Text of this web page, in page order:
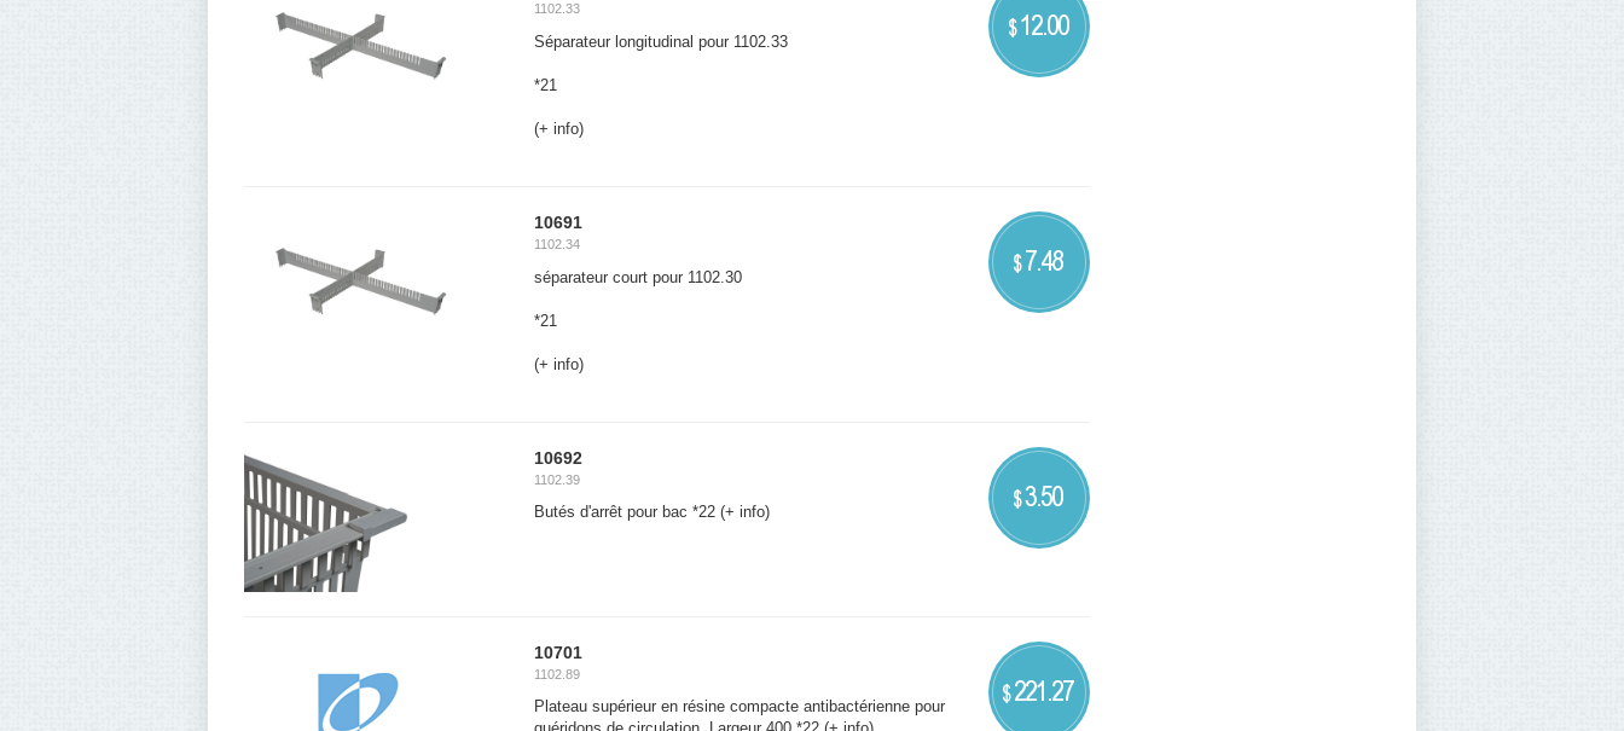
1102.33
$12.00
Séparateur longitudinal pour 1102.33
*21
(+ info)
10691
1102.34
$7.48
séparateur court pour 1102.30
*21
(+ info)
10692
1102.39
$3.50
Butés d'arrêt pour bac *22 (+ info)
10701
1102.89
$221.27
Plateau supérieur en résine compacte antibactérienne pour